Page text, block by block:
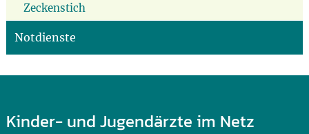
Zeckenstich
Notdienste
Kinder- und Jugendärzte im Netz